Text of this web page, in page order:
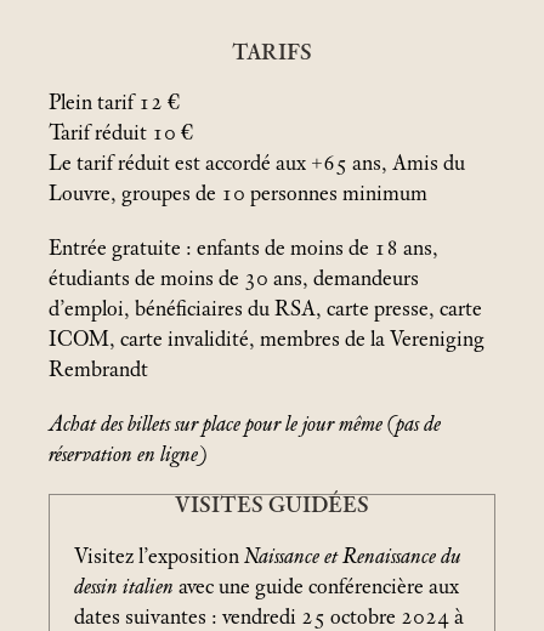
TARIFS
Plein tarif 12 €
Tarif réduit 10 €
Le tarif réduit est accordé aux +65 ans, Amis du
Louvre, groupes de 10 personnes minimum
Entrée gratuite : enfants de moins de 18 ans,
étudiants de moins de 30 ans, demandeurs
d’emploi, bénéficiaires du RSA, carte presse, carte
ICOM, carte invalidité, membres de la Vereniging
Rembrandt
Achat des billets sur place pour le jour même (pas de
réservation en ligne)
VISITES GUIDÉES
Visitez l’exposition Naissance et Renaissance du
dessin italien avec une guide conférencière aux
dates suivantes : vendredi 25 octobre 2024 à